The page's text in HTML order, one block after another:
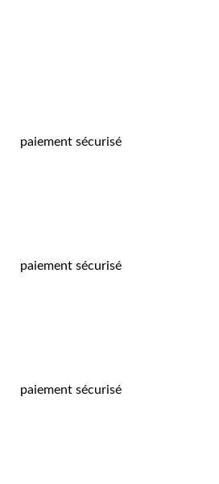
paiement sécurisé
paiement sécurisé
paiement sécurisé